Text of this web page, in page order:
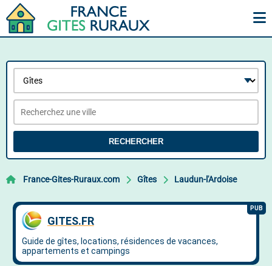
RECHERCHER
France-Gites-Ruraux.com Gîtes Laudun-l'Ardoise